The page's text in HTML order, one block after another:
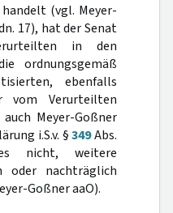
(vgl. Meyer-
17), hat der Senat
in den
ordnungsgemäß
ebenfalls
vom Verurteilten
Meyer-Goßner
i.S.v. §349Abs.
nicht, weitere
oder nachträglich
Goßner aaO).